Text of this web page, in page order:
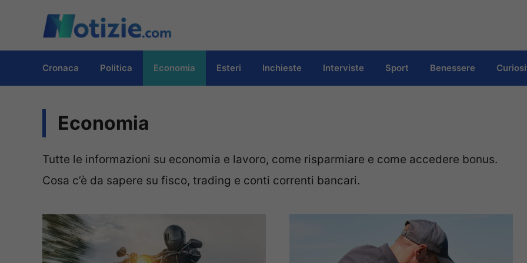
contenuto
Cronaca Politica Economia Esteri Inchieste Interviste Sport Benessere
Economia
Tutte le informazioni su economia e lavoro, come risparmiare e come accedere bonus.
Cosa c’è da sapere su fisco, trading e conti correnti bancari.